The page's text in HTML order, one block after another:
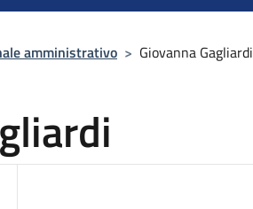
amministrativo > Giovanna Gagliardi